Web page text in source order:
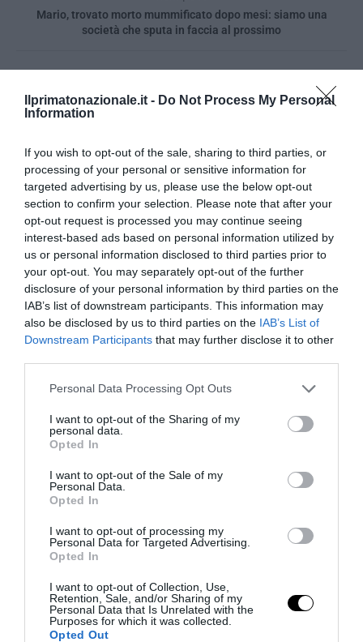
Ilprimatonazionale.it - Do Not Process My Personal
Information
If you wish to opt-out of the sale, sharing to third parties, or
processing of your personal or sensitive information for
targeted advertising by us, please use the below opt-out
section to confirm your selection. Please note that after your
opt-out request is processed you may continue seeing
interest-based ads based on personal information utilized by
us or personal information disclosed to third parties prior to
your opt-out. You may separately opt-out of the further
disclosure of your personal information by third parties on the
IAB’s list of downstream participants. This information may
also be disclosed by us to third parties on the IAB’s List of
Downstream Participants that may further disclose it to other
Please note that this website/app uses one or more Google
not limited to your visit or usage behaviour. You may click to
grant or deny consent to Google and its third-party tags to
use your data for below specified purposes in below Google
consent section.
Personal Data Processing Opt Outs
I want to opt-out of the Sharing of my
personal data.
Opted In
I want to opt-out of the Sale of my
Personal Data.
Opted In
I want to opt-out of processing my
Personal Data for Targeted Advertising.
Opted In
I want to opt-out of Collection, Use,
Retention, Sale, and/or Sharing of my
Personal Data that Is Unrelated with the
Purposes for which it was collected.
Opted Out
Mario, trovato morto mummificato dopo mesi: siamo una
società che sputa in faccia al prossimo
Bonaccini e il mito delle barricate di Parma: quando